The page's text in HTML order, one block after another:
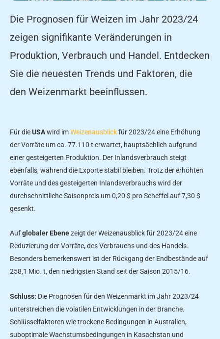
Die Prognosen für Weizen im Jahr 2023/24
zeigen signifikante Veränderungen in
Produktion, Verbrauch und Handel. Entdecken
Sie die neuesten Trends und Faktoren, die
den Weizenmarkt beeinflussen.
Für dieUSAwird imWeizenausblickfür 2023/24 eine Erhöhung
der Vorräte um ca. 77.110 t erwartet, hauptsächlich aufgrund
einer gesteigerten Produktion. Der Inlandsverbrauch steigt
ebenfalls, während die Exporte stabil bleiben. Trotz der erhöhten
Vorräte und des gesteigerten Inlandsverbrauchs wird der
durchschnittliche Saisonpreis um 0,20 $ pro Scheffel auf 7,30 $
gesenkt.
Aufglobaler Ebenezeigt der Weizenausblick für 2023/24 eine
Reduzierung der Vorräte, des Verbrauchs und des Handels.
Besonders bemerkenswert ist der Rückgang der Endbestände auf
258,1 Mio. t, den niedrigsten Stand seit der Saison 2015/16.
Schluss: Die Prognosen für den Weizenmarkt im Jahr 2023/24
unterstreichen die volatilen Entwicklungen in der Branche.
Schlüsselfaktoren wie trockene Bedingungen in Australien,
suboptimale Wachstumsbedingungen in Kasachstan und